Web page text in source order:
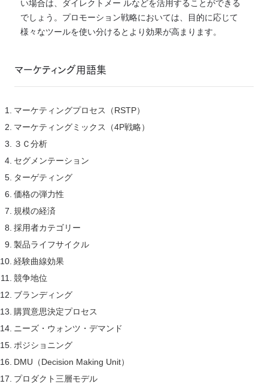
い場合は、ダイレクトメー ルなどを活用することができる
でしょう。プロモーション戦略においては、目的に応じて
様々なツールを使い分けるとより効果が高まります。
マーケティング用語集
マーケティングプロセス（RSTP）
マーケティングミックス（4P戦略）
３Ｃ分析
セグメンテーション
ターゲティング
価格の弾力性
規模の経済
採用者カテゴリー
製品ライフサイクル
経験曲線効果
競争地位
ブランディング
購買意思決定プロセス
ニーズ・ウォンツ・デマンド
ポジショニング
DMU（Decision Making Unit）
プロダクト三層モデル